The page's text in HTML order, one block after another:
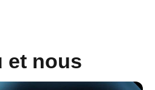
et nous